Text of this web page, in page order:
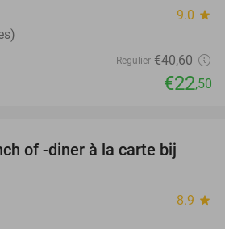
9.0 star
Regulier €40,60
€22,50
49%
of -diner à la carte bij
8.9 star